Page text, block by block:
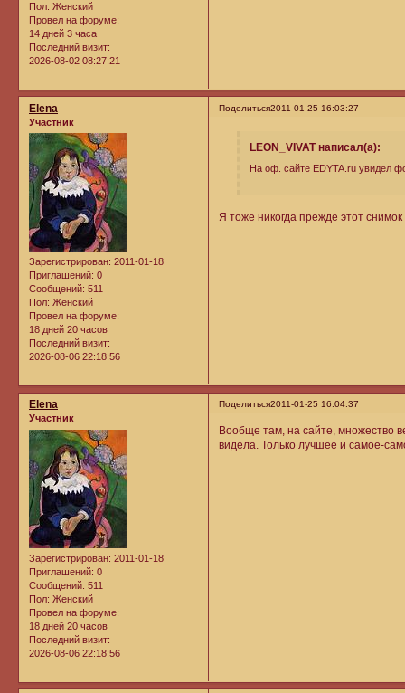
Пол: Женский
Провел на форуме:
14 дней 3 часа
Последний визит:
2026-08-02 08:27:21
Поделиться2011-01-25 16:03:27
Elena
Участник
Зарегистрирован: 2011-01-18
Приглашений: 0
Сообщений: 511
Пол: Женский
Провел на форуме:
18 дней 20 часов
Последний визит:
2026-08-06 22:18:56
LEON_VIVAT написал(а):
На оф. сайте EDYTA.ru увидел
Я тоже никогда прежде этот
Поделиться2011-01-25 16:04:37
Elena
Участник
Зарегистрирован: 2011-01-18
Приглашений: 0
Сообщений: 511
Пол: Женский
Провел на форуме:
18 дней 20 часов
Последний визит:
2026-08-06 22:18:56
Вообще там, на сайте, множество
видела. Только лучшее и самое-